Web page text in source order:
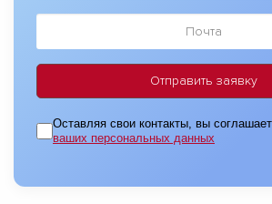
Оставляя свои контакты, вы
ваших персональных данных